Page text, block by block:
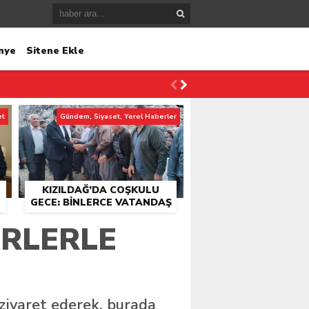
Sitene Ekle
KIZILDAĞ’DA COŞKULU
GECE: BINLERCE VATANDAŞ
BULUŞTU
Gündem, Siyaset, Yerel Haberler
ederek, burada